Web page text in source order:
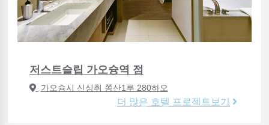
저스트슬립 가오슝역 점
가오슝시 신싱취 쫑산1루 280하오
더 많은 호텔 프로젝트보기